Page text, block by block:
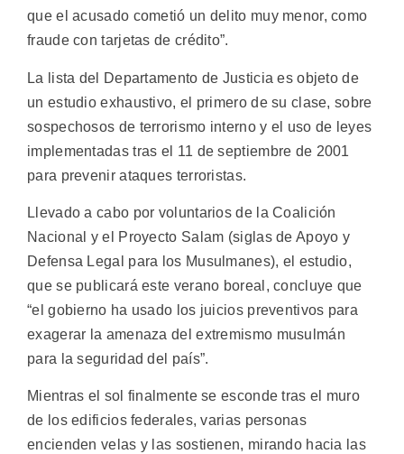
que el acusado cometió un delito muy menor, como
fraude con tarjetas de crédito”.
La lista del Departamento de Justicia es objeto de
un estudio exhaustivo, el primero de su clase, sobre
sospechosos de terrorismo interno y el uso de leyes
implementadas tras el 11 de septiembre de 2001
para prevenir ataques terroristas.
Llevado a cabo por voluntarios de la Coalición
Nacional y el Proyecto Salam (siglas de Apoyo y
Defensa Legal para los Musulmanes), el estudio,
que se publicará este verano boreal, concluye que
“el gobierno ha usado los juicios preventivos para
exagerar la amenaza del extremismo musulmán
para la seguridad del país”.
Mientras el sol finalmente se esconde tras el muro
de los edificios federales, varias personas
encienden velas y las sostienen, mirando hacia las